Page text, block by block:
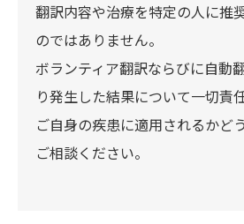
翻訳内容や治療を特定の人に推
のではありません。
ボランティア翻訳ならびに自動
り発生した結果について一切責
ご自身の疾患に適用されるかど
ご相談ください。